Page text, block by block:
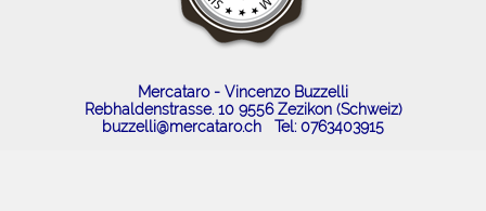
Mercataro - Vincenzo Buzzelli
Rebhaldenstrasse. 10 9556 Zezikon (Schweiz)
buzzelli@mercataro.ch Tel: 0763403915